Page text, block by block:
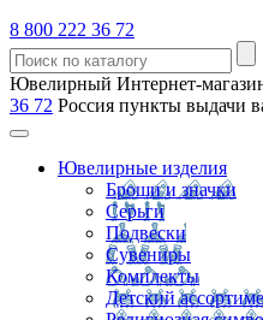
8 800 222 36 72
Ювелирный Интернет-
36 72 Россия пункты выдачи
Ювелирные изделия
Броши и значки
Серьги
Подвески
Сувениры
Комплекты
Детский